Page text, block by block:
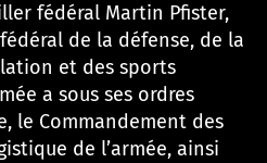
fédéral Martin Pfister,
de la défense, de la
et des sports
a sous ses ordres
le Commandement des
de l’armée, ainsi